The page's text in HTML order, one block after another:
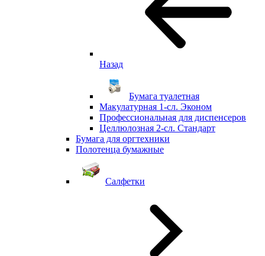
Назад
Бумага туалетная
Макулатурная 1-сл. Эконом
Профессиональная для диспенсеров
Целлюлозная 2-сл. Стандарт
Бумага для оргтехники
Полотенца бумажные
Салфетки